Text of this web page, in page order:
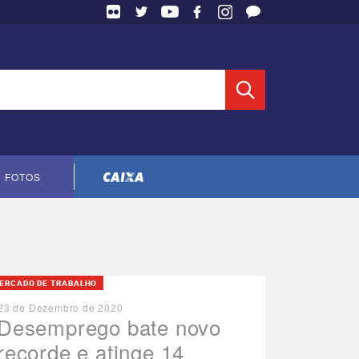
FOTOS Cópia do contrato CNTS-CEF-2023
bate novo
e atinge 14
DE TRABALHO
de Dezembro de 2020